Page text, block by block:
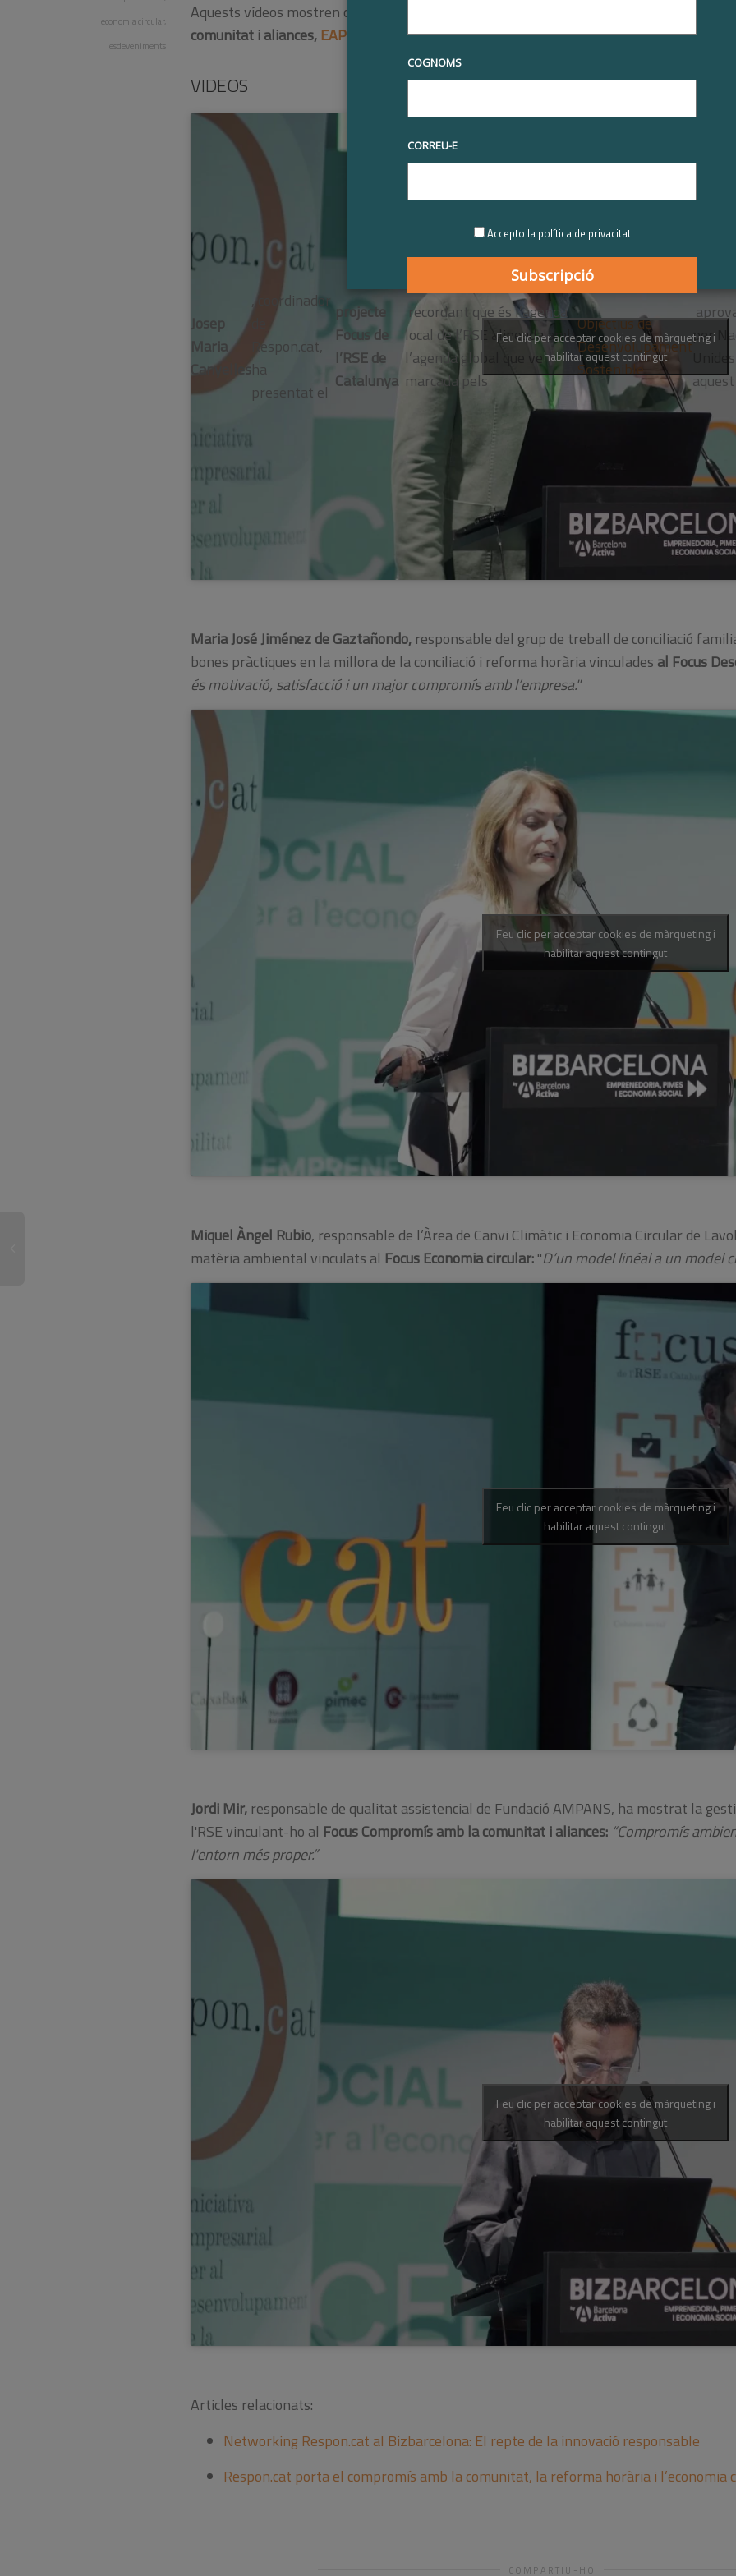
economia circular,
esdeveniments
Aquests vídeos mostren contingut d’interès en
comunitat i aliances,EAP Dreta de l'Eixampleamb Desenvolupament del capital humà i
VIDEOS
Josep
Maria
Canyelles
, coordinador
Respon.cat,
ha
presentat el
projecte
Focus de
l’RSE de
Catalunya
recordant que és l’agenda
local de l’RSE alineada amb
l’agenda global que ve
marcada pels
Objectius de
Desenvolupament
Sostenible
per
Unides
Feu clic per acceptar cookies de màrqueting i
habilitar aquest contingut
Maria José Jiménez de Gaztañondo, responsable del grup de treball de conciliació
bones pràctiques en la millora de la conciliació i reforma horària vinculades al Focus
és motivació, satisfacció i un major compromís amb l’empresa."
Feu clic per acceptar cookies de màrqueting i
habilitar aquest contingut
Miquel Àngel Rubio, responsable de l’Àrea de Canvi Climàtic i Economia Circular de
matèria ambiental vinculats al Focus Economia circular:"D’un model linéal a un model
Feu clic per acceptar cookies de màrqueting i
habilitar aquest contingut
Jordi Mir, responsable de qualitat assistencial de Fundació AMPANS, ha mostrat la
l'RSE vinculant-ho al Focus Compromís amb la comunitat i aliances: “Compromís
l'entorn més proper.”
Feu clic per acceptar cookies de màrqueting i
habilitar aquest contingut
Articles relacionats:
Networking Respon.cat al Bizbarcelona: El repte de la innovació responsable
Respon.cat porta el compromís amb la comunitat, la reforma horària i l’economia
COMPARTIU-HO
COGNOMS
CORREU-E
Accepto la política de privacitat